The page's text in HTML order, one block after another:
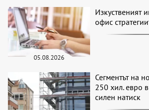
05.08.2026
Изкуственият
офис
Сегментът на
250 хил. евро
силен натиск